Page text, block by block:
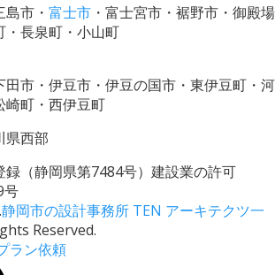
島市・ 富士市 ・富士宮市・裾野市・御殿場
・長泉町・小山町
田市・伊豆市・伊豆の国市・東伊豆町・河
崎町・西伊豆町
県西部
録（静岡県第7484号）建設業の許可
号
静岡市の設計事務所 TEN アーキテクツ一
Reserved.
ラン依頼